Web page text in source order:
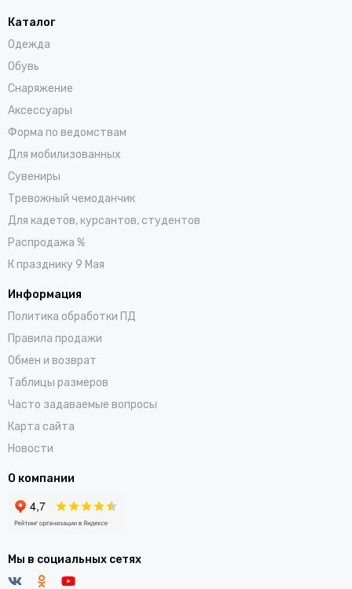
Каталог
Одежда
Обувь
Снаряжение
Аксессуары
Форма по ведомствам
Для мобилизованных
Сувениры
Тревожный чемоданчик
Для кадетов, курсантов, студентов
Распродажа %
К празднику 9 Мая
Информация
Политика обработки ПД
Правила продажи
Обмен и возврат
Таблицы размеров
Часто задаваемые вопросы
Карта сайта
Новости
О компании
Мы в социальных сетях